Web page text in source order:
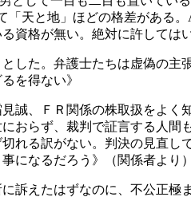
天と地」ほどの格差がある
資格が無い。絶対に許しては
した。弁護士たちは虚偽の主
を得ない》
誠、ＦＲ関係の株取扱をよく
おらず、裁判で証言する人間
る訳がない。判決の見直し
になるだろう》（関係者より）
訴えたはずなのに、不公正極